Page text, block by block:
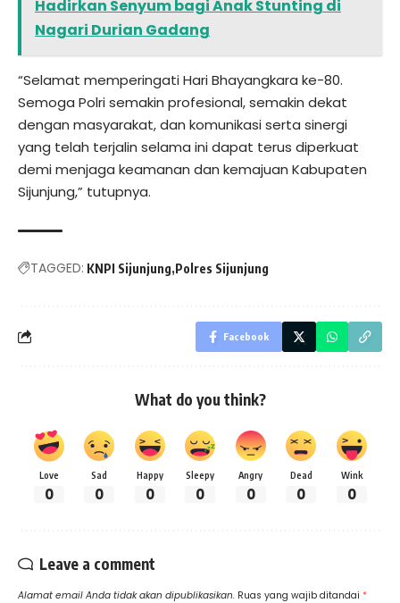
Hadirkan Senyum bagi Anak Stunting di
Nagari Durian Gadang
“Selamat memperingati Hari Bhayangkara ke-80.
Semoga Polri semakin profesional, semakin dekat
dengan masyarakat, dan komunikasi serta sinergi
yang telah terjalin selama ini dapat terus diperkuat
demi menjaga keamanan dan kemajuan Kabupaten
Sijunjung,” tutupnya.
TAGGED: KNPI Sijunjung Polres Sijunjung
Facebook
What do you think?
Love
0
Sad
0
Happy
0
Sleepy
0
Angry
0
Dead
0
Wink
0
Leave a comment
Alamat email Anda tidak akan dipublikasikan. Ruas yang wajib ditandai *